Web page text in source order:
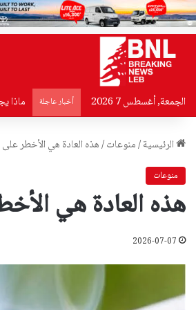
الجمعة, أغسطس 7 2026 أخبار عاجلة ماذا
الرئيسية/منوعات/هذه العادة هي الأخطر
منوعات
هذه العادة هي
2026-07-07